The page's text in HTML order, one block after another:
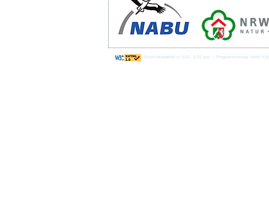
Script bearbeitet in 0.02 - 0.03 sec | Programmierung: Horst